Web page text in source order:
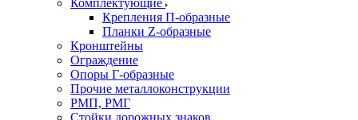
Комплектующие
Крепления П-образные
Планки Z-образные
Кронштейны
Ограждение
Опоры Г-образные
Прочие металлоконструкции
РМП, РМГ
Стойки дорожных знаков